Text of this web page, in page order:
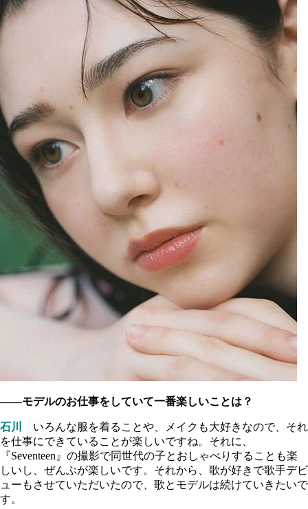
――モデルのお仕事をしていて一番楽しいことは？
石川
いろんな服を着ることや、メイクも大好きなので、それ
を仕事にできていることが楽しいですね。それに、
『Seventeen』の撮影で同世代の子とおしゃべりすることも楽
しいし、ぜんぶが楽しいです。それから、歌が好きで歌手デビ
ューもさせていただいたので、歌とモデルは続けていきたいで
す。